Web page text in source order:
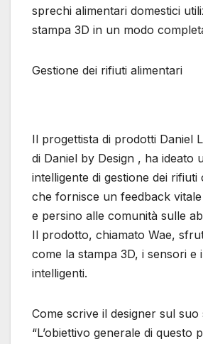
sprechi alimentari domestici
stampa 3D in un modo
Gestione dei rifiuti alimentari
Il progettista di prodotti Daniel
di Daniel by Design , ha ideato
intelligente di gestione dei rifiuti
che fornisce un feedback
e persino alle comunità sulle
Il prodotto, chiamato Wae,
come la stampa 3D, i sensori e
intelligenti.
Come scrive il designer sul suo
“L’obiettivo generale di questo